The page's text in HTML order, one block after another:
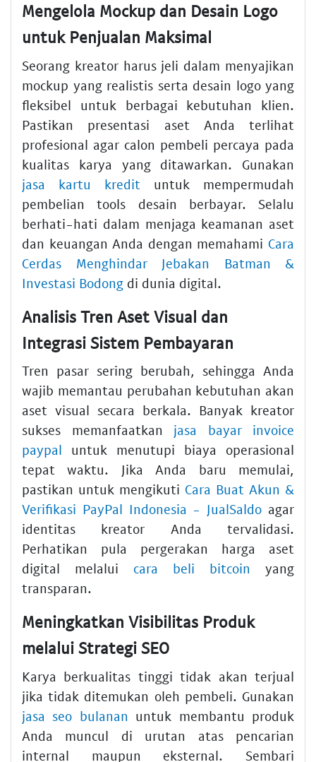
Mengelola Mockup dan Desain Logo
untuk Penjualan Maksimal
Seorang kreator harus jeli dalam menyajikan
mockup yang realistis serta desain logo yang
fleksibel untuk berbagai kebutuhan klien.
Pastikan presentasi aset Anda terlihat
profesional agar calon pembeli percaya pada
kualitas karya yang ditawarkan. Gunakan
jasa kartu kredit untuk mempermudah
pembelian tools desain berbayar. Selalu
berhati-hati dalam menjaga keamanan aset
dan keuangan Anda dengan memahami Cara
Cerdas Menghindar Jebakan Batman &
Investasi Bodong di dunia digital.
Analisis Tren Aset Visual dan
Integrasi Sistem Pembayaran
Tren pasar sering berubah, sehingga Anda
wajib memantau perubahan kebutuhan akan
aset visual secara berkala. Banyak kreator
sukses memanfaatkan jasa bayar invoice
paypal untuk menutupi biaya operasional
tepat waktu. Jika Anda baru memulai,
pastikan untuk mengikuti Cara Buat Akun &
Verifikasi PayPal Indonesia - JualSaldo agar
identitas kreator Anda tervalidasi.
Perhatikan pula pergerakan harga aset
digital melalui cara beli bitcoin yang
transparan.
Meningkatkan Visibilitas Produk
melalui Strategi SEO
Karya berkualitas tinggi tidak akan terjual
jika tidak ditemukan oleh pembeli. Gunakan
jasa seo bulanan untuk membantu produk
Anda muncul di urutan atas pencarian
internal maupun eksternal. Sembari